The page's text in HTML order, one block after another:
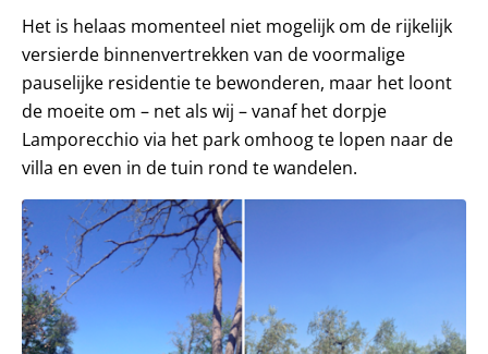
Het is helaas momenteel niet mogelijk om de rijkelijk
versierde binnenvertrekken van de voormalige
pauselijke residentie te bewonderen, maar het loont
de moeite om – net als wij – vanaf het dorpje
Lamporecchio via het park omhoog te lopen naar de
villa en even in de tuin rond te wandelen.